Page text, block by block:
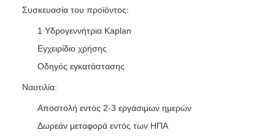
Συσκευασία του προϊόντος:
1 Υδρογεννήτρια Kaplan
Εγχειρίδιο χρήσης
Οδηγός εγκατάστασης
Ναυτιλία:
Αποστολή εντός 2-3 εργάσιμων ημερών
Δωρεάν μεταφορά εντός των ΗΠΑ